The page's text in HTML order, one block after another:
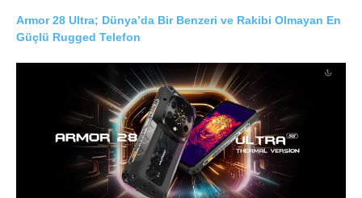
Armor 28 Ultra; Dünya’da Bir Benzeri ve Rakibi Olmayan En
Güçlü Rugged Telefon